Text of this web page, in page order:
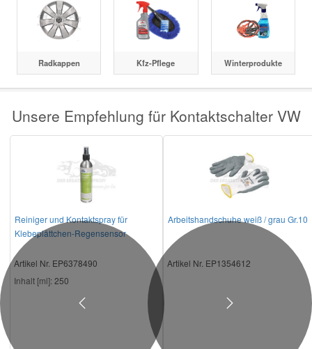
Radkappen Kfz-Pflege Winterprodukte
Unsere Empfehlung für Kontaktschalter VW
Reiniger und Kontaktspray für
Klebeplättchen-Regensensor
Artikel Nr. EP6378490
Inhalt [ml]: 250
Arbeitshandschuhe weiß / grau Gr.10
Artikel Nr. EP1354612
Previous Next